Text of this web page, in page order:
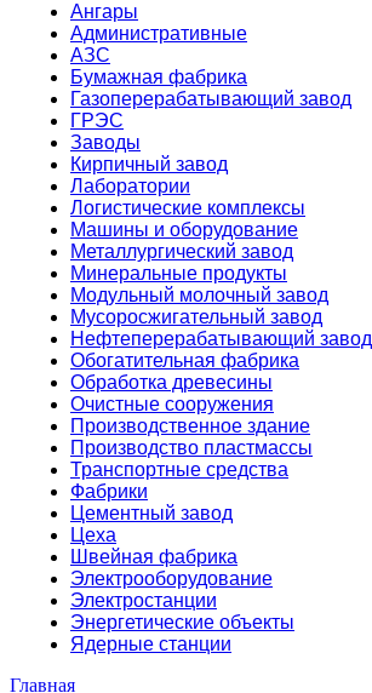
Ангары
Административные
АЗС
Бумажная фабрика
Газоперерабатывающий завод
ГРЭС
Заводы
Кирпичный завод
Лаборатории
Логистические комплексы
Машины и оборудование
Металлургический завод
Минеральные продукты
Модульный молочный завод
Мусоросжигательный завод
Нефтеперерабатывающий завод
Обогатительная фабрика
Обработка древесины
Очистные сооружения
Производственное здание
Производство пластмассы
Транспортные средства
Фабрики
Цементный завод
Цеха
Швейная фабрика
Электрооборудование
Электростанции
Энергетические объекты
Ядерные станции
Главная